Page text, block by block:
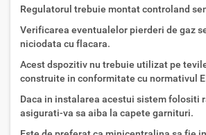
Regulatorul trebuie montat controland
Verificarea eventualelor pierderi de gaz
niciodata cu flacara.
Acest dspozitiv nu trebuie utilizat pe
construite in conformitate cu normativul
Daca in instalarea acestui sistem folositi
asigurati-va sa aiba la capete garnituri.